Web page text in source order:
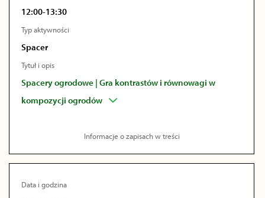
12:00-13:30
Typ aktywności
Spacer
Tytuł i opis
Spacery ogrodowe | Gra kontrastów i równowagi w
kompozycji ogrodów
Informacje o zapisach w treści
Data i godzina